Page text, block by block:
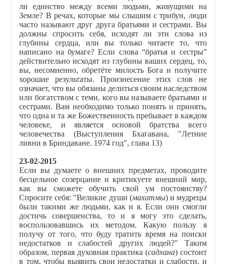
ли единство между всеми людьми, живущими на
Земле? В речах, которые мы слышим с трибун, люди
часто называют друг друга братьями и сестрами. Вы
должны спросить себя, исходят ли эти слова из
глубины сердца, или вы только читаете то, что
написано на бумаге? Если слова “братья и сестры”
действительно исходят из глубины ваших сердец, то,
вы, несомненно, обретёте милость Бога и получите
хорошие результаты. Произнесение этих слов не
означает, что вы обязаны делиться своим наследством
или богатством с теми, кого вы называете братьями и
сестрами. Вам необходимо только понять и принять,
что одна и та же Божественность пребывает в каждом
человеке, и является основой братства всего
человечества (Выступления Бхагавана, "Летние
ливни в Бриндаване. 1974 год", глава 13)
23-02-2015
Если вы думаете о внешних предметах, проводите
бесцельное созерцание и критикуете внешний мир,
как вы сможете обучить свой ум постоянству?
Спросите себя: "Великие души (махатмы) и мудрецы
были такими же людьми, как и я. Если они смогли
достичь совершенства, то и я могу это сделать,
воспользовавшись их методом. Какую пользу я
получу от того, что буду тратить время на поиски
недостатков и слабостей других людей?" Таким
образом, первая духовная практика (садхана) состоит
в том, чтобы выявить свои недостатки и слабости, и